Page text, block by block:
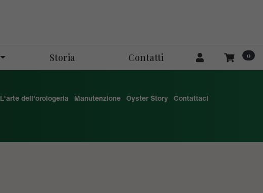
Storia Contatti 0
L'arte dell'orologeria Manutenzione Oyster Story Contattaci